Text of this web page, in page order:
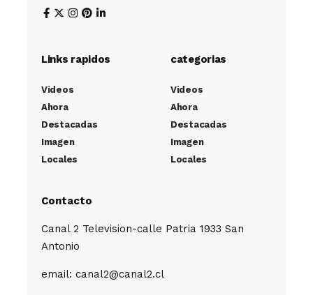
Links rapidos
Videos
Ahora
Destacadas
Imagen
Locales
categorias
Videos
Ahora
Destacadas
Imagen
Locales
Contacto
Canal 2 Television-calle Patria 1933 San
Antonio
email: canal2@canal2.cl